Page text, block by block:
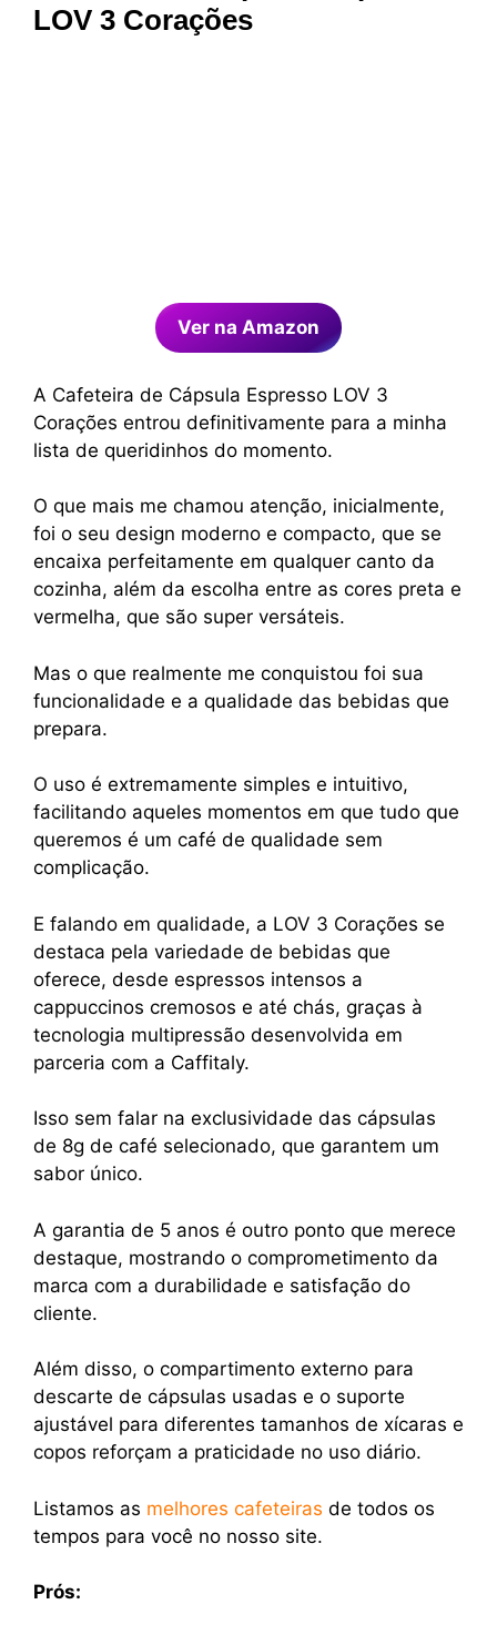
LOV 3 Corações
Ver na Amazon
A Cafeteira de Cápsula Espresso LOV 3
Corações entrou definitivamente para a minha
lista de queridinhos do momento.
O que mais me chamou atenção, inicialmente,
foi o seu design moderno e compacto, que se
encaixa perfeitamente em qualquer canto da
cozinha, além da escolha entre as cores preta e
vermelha, que são super versáteis.
Mas o que realmente me conquistou foi sua
funcionalidade e a qualidade das bebidas que
prepara.
O uso é extremamente simples e intuitivo,
facilitando aqueles momentos em que tudo que
queremos é um café de qualidade sem
complicação.
E falando em qualidade, a LOV 3 Corações se
destaca pela variedade de bebidas que
oferece, desde espressos intensos a
cappuccinos cremosos e até chás, graças à
tecnologia multipressão desenvolvida em
parceria com a Caffitaly.
Isso sem falar na exclusividade das cápsulas
de 8g de café selecionado, que garantem um
sabor único.
A garantia de 5 anos é outro ponto que merece
destaque, mostrando o comprometimento da
marca com a durabilidade e satisfação do
cliente.
Além disso, o compartimento externo para
descarte de cápsulas usadas e o suporte
ajustável para diferentes tamanhos de xícaras e
copos reforçam a praticidade no uso diário.
Listamos as melhores cafeteiras de todos os
tempos para você no nosso site.
Prós: